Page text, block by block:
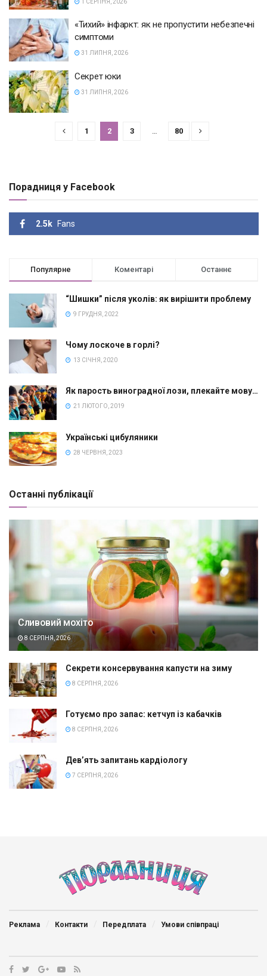
«Тихий» інфаркт: як не пропустити небезпечні
симптоми
31 ЛИПНЯ, 2026
Секрет юки
31 ЛИПНЯ, 2026
1 2 3 … 80
Порадниця у Facebook
2.5k Fans
Популярне Коментарі Останнє
“Шишки” після уколів: як вирішити проблему
9 ГРУДНЯ, 2022
Чому лоскоче в горлі?
13 СІЧНЯ, 2020
Як парость виноградної лози, плекайте мову…
21 ЛЮТОГО, 2019
Українські цибуляники
28 ЧЕРВНЯ, 2023
Останні публікації
Сливовий мохіто
8 СЕРПНЯ, 2026
Секрети консервування капусти на зиму
8 СЕРПНЯ, 2026
Готуємо про запас: кетчуп із кабачків
8 СЕРПНЯ, 2026
Дев’ять запитань кардіологу
7 СЕРПНЯ, 2026
Реклама Контакти Передплата Умови співпраці